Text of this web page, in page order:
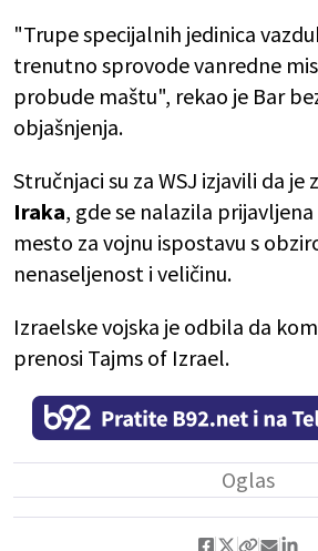
"Trupe specijalnih jedinica
trenutno sprovode vanredne
probude maštu", rekao je Bar
objašnjenja.
Stručnjaci su za WSJ izjavili da
Iraka, gde se nalazila
mesto za vojnu ispostavu s
nenaseljenost i veličinu.
Izraelske vojska je odbila da
prenosi Tajms of Izrael.